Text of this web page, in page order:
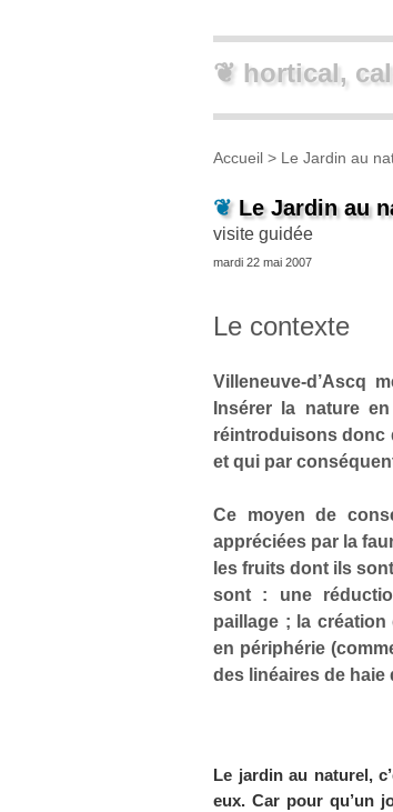
❦ hortical,
Accueil > Le Jardin au
❦ Le Jardin au
visite guidée
mardi 22 mai 2007
Le contexte
Villeneuve-d’Ascq
Insérer la nature
réintroduisons donc
et qui par
Ce moyen de
appréciées par la
les fruits dont ils
sont : une
paillage ; la
en périphérie
des linéaires de
Le jardin au naturel,
eux. Car pour qu’un